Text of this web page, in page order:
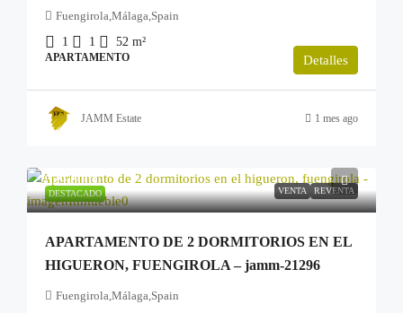
Fuengirola,Málaga,Spain
1
1 52 m²
APARTAMENTO Detalles
JAMM Estate 1 mes ago
DESTACADO VENTA REVENTA
529.000€
APARTAMENTO DE 2 DORMITORIOS EN EL
HIGUERON, FUENGIROLA – jamm-21296
Fuengirola,Málaga,Spain